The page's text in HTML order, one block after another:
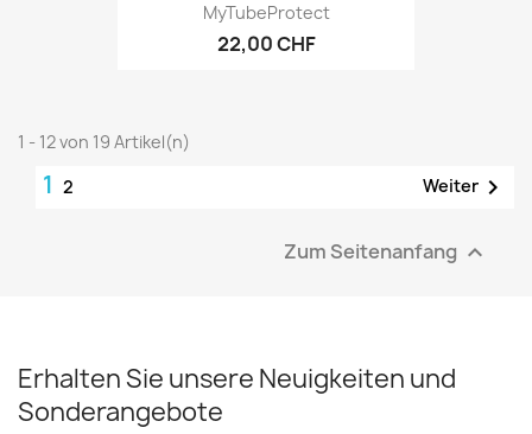
MyTubeProtect
22,00 CHF
1 - 12 von 19 Artikel(n)
1 2 Weiter 
Zum Seitenanfang 
Erhalten Sie unsere Neuigkeiten und
Sonderangebote